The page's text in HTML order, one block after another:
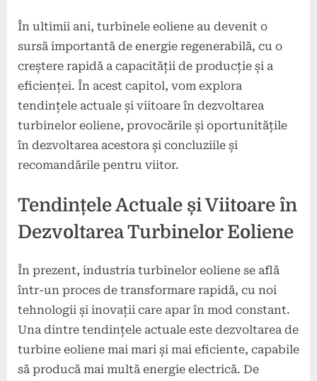
În ultimii ani, turbinele eoliene au devenit o
sursă importantă de energie regenerabilă, cu o
creștere rapidă a capacității de producție și a
eficienței. În acest capitol, vom explora
tendințele actuale și viitoare în dezvoltarea
turbinelor eoliene, provocările și oportunitățile
în dezvoltarea acestora și concluziile și
recomandările pentru viitor.
Tendințele Actuale și Viitoare în
Dezvoltarea Turbinelor Eoliene
În prezent, industria turbinelor eoliene se află
într-un proces de transformare rapidă, cu noi
tehnologii și inovații care apar în mod constant.
Una dintre tendințele actuale este dezvoltarea de
turbine eoliene mai mari și mai eficiente, capabile
să producă mai multă energie electrică. De